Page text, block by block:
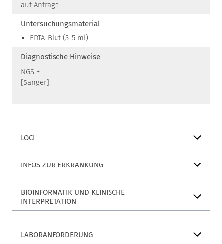
auf Anfrage
Untersuchungsmaterial
EDTA-Blut (3-5 ml)
Diagnostische Hinweise
NGS +
[Sanger]
LOCI
INFOS ZUR ERKRANKUNG
BIOINFORMATIK UND KLINISCHE
INTERPRETATION
LABORANFORDERUNG